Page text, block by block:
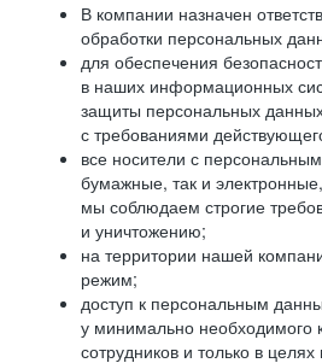
В компании назначен
обработки персональных
для обеспечения
в наших информационных
защиты персональных данных
с требованиями
все носители с
бумажные, так и
мы соблюдаем строгие
и уничтожению;
на территории нашей
режим;
доступ к персональным
у минимально необходимого
сотрудников и только в